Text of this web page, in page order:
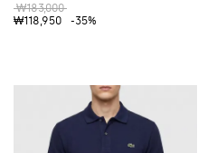
₩183,000
₩118,950
-35%